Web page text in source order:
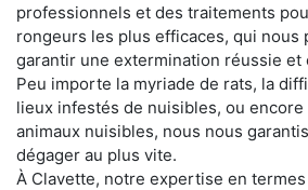
professionnels et des traitements
rongeurs les plus efficaces, qui nous
garantir une extermination réussie et
Peu importe la myriade de rats, la
lieux infestés de nuisibles, ou
animaux nuisibles, nous nous
dégager au plus vite.
À Clavette, notre expertise en